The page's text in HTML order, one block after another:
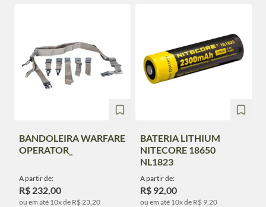
BANDOLEIRA WARFARE
OPERATOR_
A partir de:
R$ 232,00
ou em até 10x de R$ 23,20
BATERIA LITHIUM
NITECORE 18650
NL1823
A partir de:
R$ 92,00
ou em até 10x de R$ 9,20